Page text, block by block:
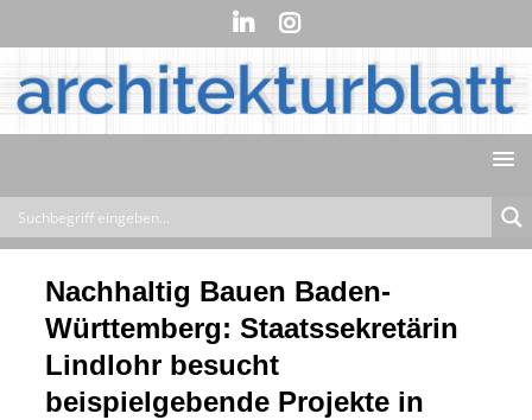
Nachhaltig Bauen Baden-
Württemberg: Staatssekretärin
Lindlohr besucht
beispielgebende Projekte in